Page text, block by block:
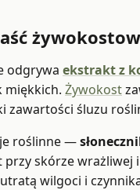
odgrywa ekstrakt z
miękkich. Żywokost
zawartości śluzu
roślinne —
skórze wrażliwej
wilgoci i